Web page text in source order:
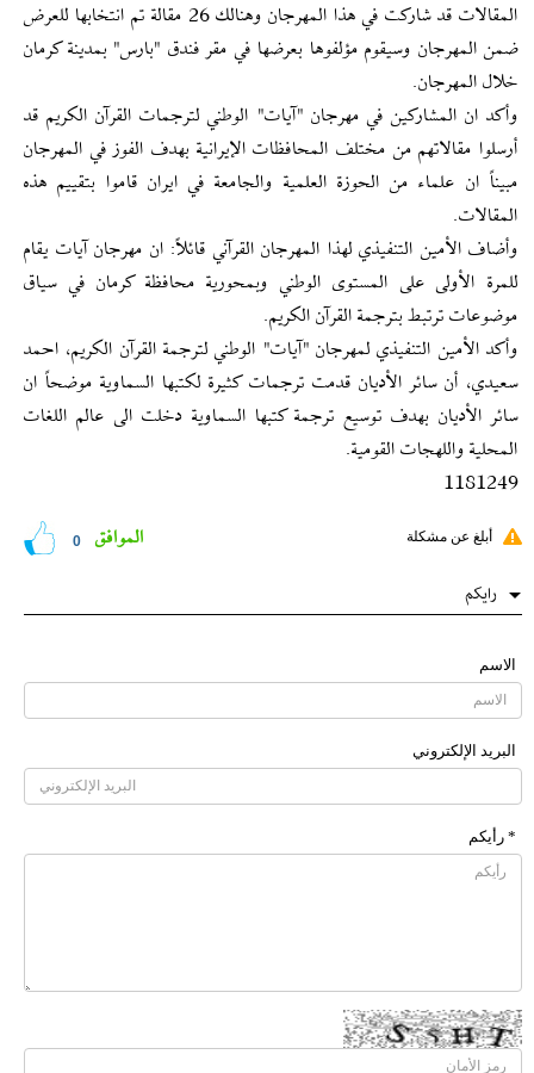
المقالات قد شاركت في هذا المهرجان وهنالك 26 مقالة تم انتخابها للعرض
ضمن المهرجان وسيقوم مؤلفوها بعرضها في مقر فندق "بارس" بمدينة كرمان
خلال المهرجان.
وأكد ان المشاركين في مهرجان "آيات" الوطني لترجمات القرآن الكريم قد
أرسلوا مقالاتهم من مختلف المحافظات الإيرانية بهدف الفوز في المهرجان
مبيناً ان علماء من الحوزة العلمية والجامعة في ايران قاموا بتقييم هذه
المقالات.
وأضاف الأمين التنفيذي لهذا المهرجان القرآني قائلاً: ان مهرجان آيات يقام
للمرة الأولى على المستوى الوطني وبمحورية محافظة كرمان في سياق
موضوعات ترتبط بترجمة القرآن الكريم.
وأكد الأمين التنفيذي لمهرجان "آيات" الوطني لترجمة القرآن الكريم، احمد
سعيدي، أن سائر الأديان قدمت ترجمات كثيرة لكتبها السماوية موضحاً ان
سائر الأديان بهدف توسيع ترجمة كتبها السماوية دخلت الى عالم اللغات
المحلية واللهجات القومية.
1181249
أبلغ عن مشكلة 0 الموافق
رایکم
الاسم
البرید الإلکتروني
* رأیکم